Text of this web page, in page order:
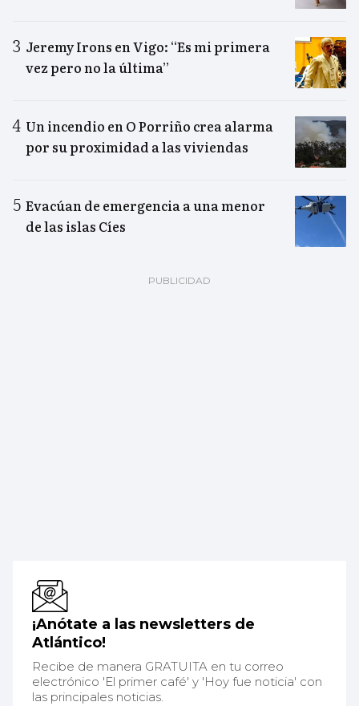
Jeremy Irons en Vigo: “Es mi primera
vez pero no la última”
Un incendio en O Porriño crea alarma
por su proximidad a las viviendas
Evacúan de emergencia a una menor
de las islas Cíes
¡Anótate a las newsletters de
Atlántico!
Recibe de manera GRATUITA en tu correo
electrónico 'El primer café' y 'Hoy fue noticia' con
las principales noticias.